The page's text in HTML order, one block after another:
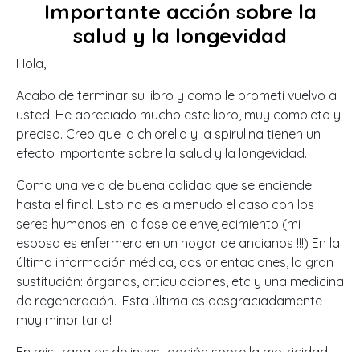
Importante acción sobre la
salud y la longevidad
Hola,
Acabo de terminar su libro y como le prometí vuelvo a
usted. He apreciado mucho este libro, muy completo y
preciso. Creo que la chlorella y la spirulina tienen un
efecto importante sobre la salud y la longevidad.
Como una vela de buena calidad que se enciende
hasta el final. Esto no es a menudo el caso con los
seres humanos en la fase de envejecimiento (mi
esposa es enfermera en un hogar de ancianos !!!) En la
última información médica, dos orientaciones, la gran
sustitución: órganos, articulaciones, etc y una medicina
de regeneración. ¡Esta última es desgraciadamente
muy minoritaria!